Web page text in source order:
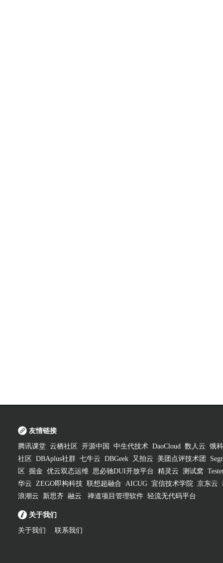
友情链接
腾讯课堂 云栖社区 开源中国 中生代技术 DaoCloud 数人云 饿
社区
DBAplus社群 七牛云 DBGeek 又拍云 美团点评技术团
区
掘金 优云双态运维 思必驰DUI开放平台 精灵云 测试窝
华云 ZEGO即构科技 联想超融合 AICUG 宜信技术学院 京东云
浪潮云
新思齐 融云 禅道项目管理软件 轻流无代码平台
关于我们
关于我们 联系我们